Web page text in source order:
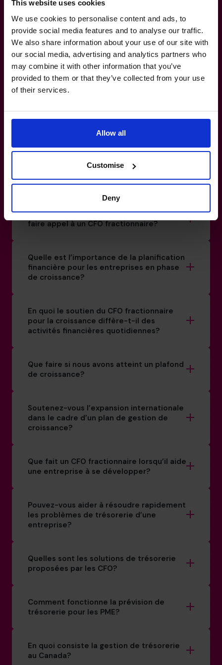
This website uses cookies
We use cookies to personalise content and ads, to
provide social media features and to analyse our traffic.
We also share information about your use of our site with
our social media, advertising and analytics partners who
may combine it with other information that you’ve
provided to them or that they’ve collected from your use
of their services.
Allow all
Customise
Deny
temps plein?
Comment savoir si j’ai vraiment besoin
d’un CFO fractionnaire?
S’agit-il d’un engagement à long terme?
En combien de temps The CFO Centre
Cela remplacera-t-il mon chef des
finances actuel?
Dois-je diriger un projet d’envergure pour
faire appel à un CFO fractionnaire?
Quelle est l’importance de la planification
financière pour les entreprises en phase
de croissance?
En quoi le soutien du CFO fractionnaire
pour la croissance diffère-t-il des
activités financières quotidiennes?
Que faire si nous avons atteint un plafond
de croissance?
Soutenez-vous l’expansion internationale
dans le cadre d’un plan de gestion de
croissance?
Que fait un CFO fractionnaire lorsqu’il aide
une entreprise à se développer?
Pouvez-vous aider à résoudre rapidement
les problèmes de trésorerie d’une
entreprise?
Quelles sont les solutions de trésorerie
proposées par les CFO?
Comment fonctionne la prévision de
trésorerie pour les PME?
En quoi consiste la gestion de trésorerie
au Canada?